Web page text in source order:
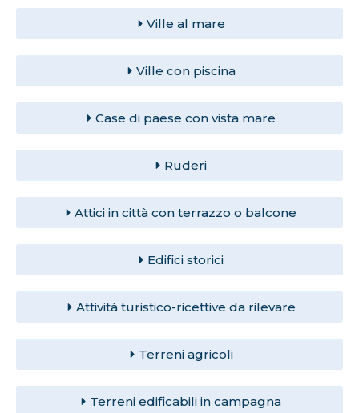
Ville al mare
Ville con piscina
Case di paese con vista mare
Ruderi
Attici in città con terrazzo o balcone
Edifici storici
Attività turistico-ricettive da rilevare
Terreni agricoli
Terreni edificabili in campagna